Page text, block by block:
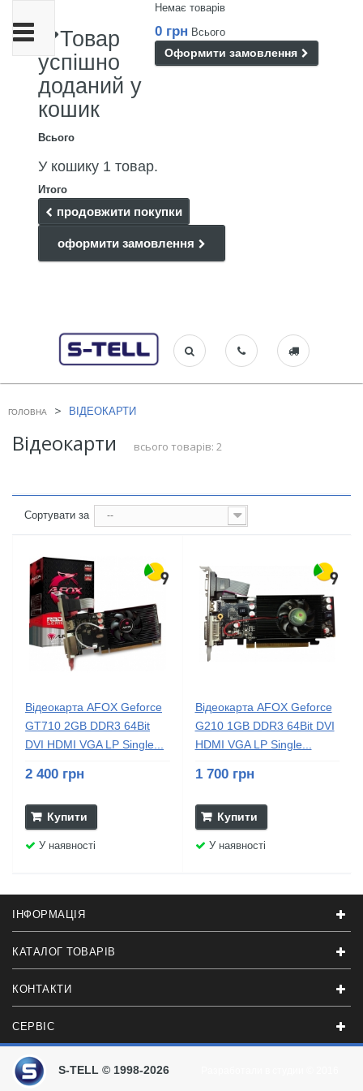
Немає товарів
0 грн Всього
Оформити замовлення
Товар
успішно
доданий у
кошик
Всього
У кошику 1 товар.
Итого
продовжити покупки
оформити замовлення
Toggle
navigation
ГОЛОВНА > ВІДЕОКАРТИ
Відеокарти всього товарів: 2
Сортувати за --
Відеокарта AFOX Geforce
GT710 2GB DDR3 64Bit
DVI HDMI VGA LP Single...
2 400 грн
Купити
У наявності
Відеокарта AFOX Geforce
G210 1GB DDR3 64Bit DVI
HDMI VGA LP Single...
1 700 грн
Купити
У наявності
ІНФОРМАЦІЯ
КАТАЛОГ ТОВАРІВ
КОНТАКТИ
СЕРВІС
S-TELL © 1998-2026